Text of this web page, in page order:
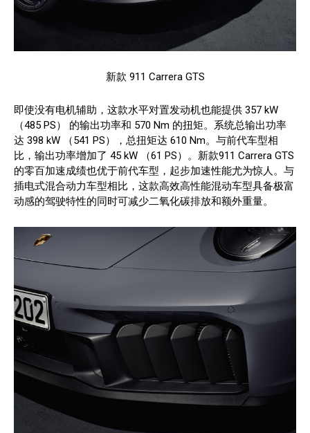
新款 911 Carrera GTS
即使没有电机辅助，这款水平对置发动机也能提供 357 kW
（485 PS） 的输出功率和 570 Nm 的扭矩。系统总输出功率
达 398 kW （541 PS），总扭矩达 610 Nm。与前代车型相
比，输出功率增加了 45 kW （61 PS）。新款911 Carrera GTS
的零百加速成绩也优于前代车型，起步加速性能尤为惊人。与
插电式混合动力车型相比，这款高效高性能混动车型具备极富
动感的驾驶特性的同时可减少二氧化碳排放和额外重量。